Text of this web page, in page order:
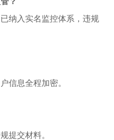
纳入实名监控体系，违规
信息全程加密。
提交材料。